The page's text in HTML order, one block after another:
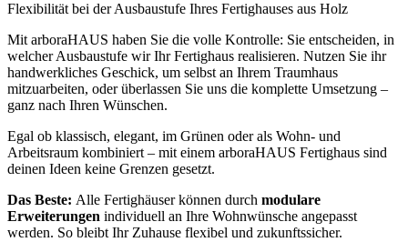
Flexibilität bei der Ausbaustufe Ihres Fertighauses aus Holz
Mit arboraHAUS haben Sie die volle Kontrolle: Sie entscheiden, in
welcher Ausbaustufe wir Ihr Fertighaus realisieren. Nutzen Sie ihr
handwerkliches Geschick, um selbst an Ihrem Traumhaus
mitzuarbeiten, oder überlassen Sie uns die komplette Umsetzung –
ganz nach Ihren Wünschen.
Egal ob klassisch, elegant, im Grünen oder als Wohn- und
Arbeitsraum kombiniert – mit einem arboraHAUS Fertighaus sind
deinen Ideen keine Grenzen gesetzt.
Das Beste: Alle Fertighäuser können durch modulare
Erweiterungen individuell an Ihre Wohnwünsche angepasst
werden. So bleibt Ihr Zuhause flexibel und zukunftssicher.